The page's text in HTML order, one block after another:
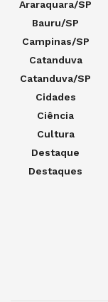
Araraquara/SP
Bauru/SP
Campinas/SP
Catanduva
Catanduva/SP
Cidades
Ciência
Cultura
Destaque
Destaques